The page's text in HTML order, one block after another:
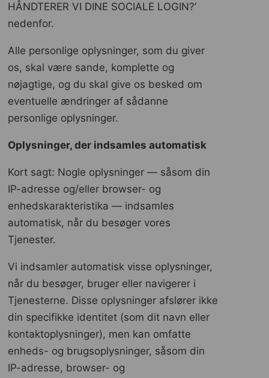
HÅNDTERER VI DINE SOCIALE LOGIN?’
nedenfor.
Alle personlige oplysninger, som du giver
os, skal være sande, komplette og
nøjagtige, og du skal give os besked om
eventuelle ændringer af sådanne
personlige oplysninger.
Oplysninger, der indsamles automatisk
Kort sagt: Nogle oplysninger — såsom din
IP-adresse og/eller browser- og
enhedskarakteristika — indsamles
automatisk, når du besøger vores
Tjenester.
Vi indsamler automatisk visse oplysninger,
når du besøger, bruger eller navigerer i
Tjenesterne. Disse oplysninger afslører ikke
din specifikke identitet (som dit navn eller
kontaktoplysninger), men kan omfatte
enheds- og brugsoplysninger, såsom din
IP-adresse, browser- og